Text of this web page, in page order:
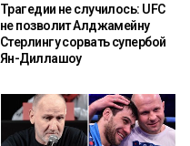
Трагедии не случилось: UFC
не позволит Алджамейну
Стерлингу сорвать супербой
Ян-Диллашоу